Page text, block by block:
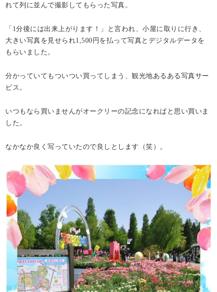
れて列に並んで撮影してもらった写真。
「1分後には出来上がります！」と言われ、小屋に取りに行き、
大きい写真を見せられ1,500円を払って写真とデジタルデータを
もらいました。
分かっていてもついつい買ってしまう、観光地あるある写真サー
ビス。
いつもなら買いませんがオークリーの記念になればと思い買いま
した。
なかなか良く写っていたので良しとします（笑）。